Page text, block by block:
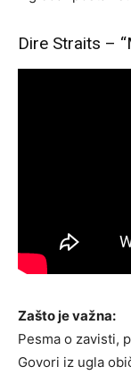
Dire Straits –
Zašto je važna:
Pesma o zavisti,
Govori iz ugla